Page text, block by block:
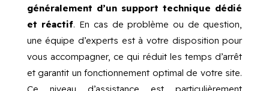
généralement d’un support technique dédié
et réactif. En cas de problème ou de question,
une équipe d’experts est à votre disposition pour
vous accompagner, ce qui réduit les temps d’arrêt
et garantit un fonctionnement optimal de votre site.